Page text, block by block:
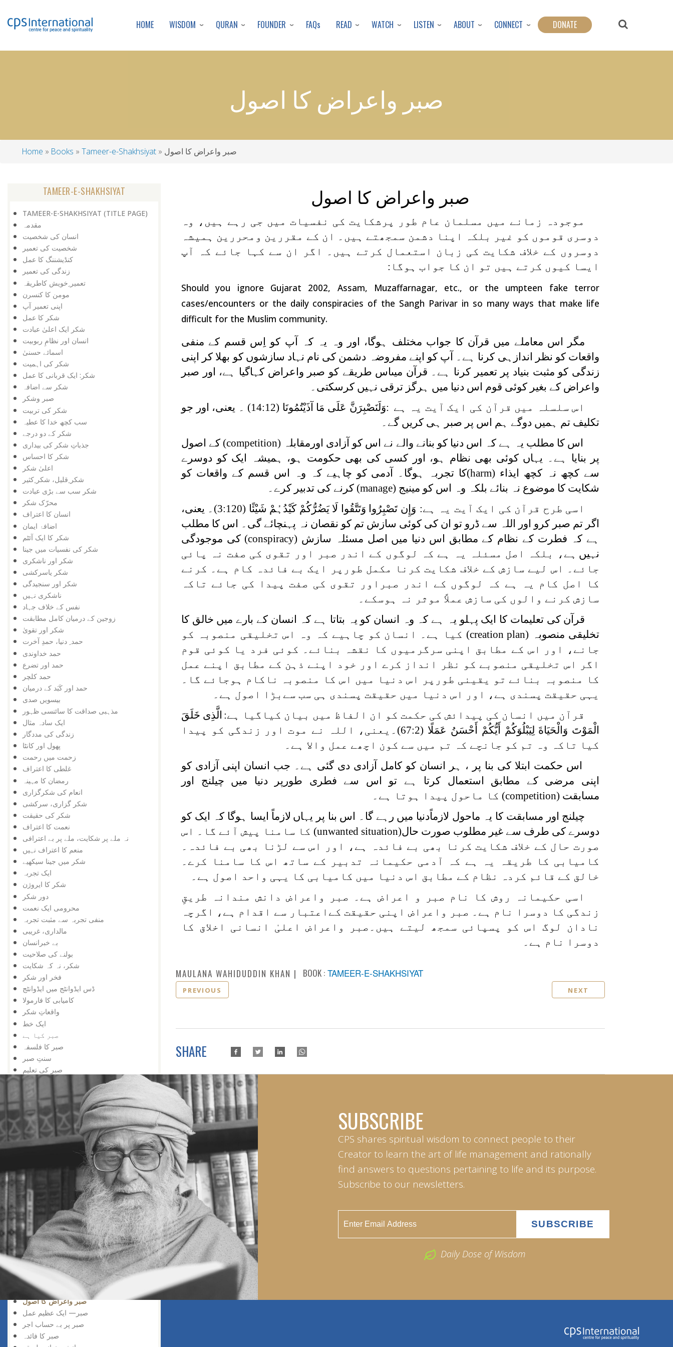
to
content
HOME WISDOM QURAN FOUNDER FAQs READ WATCH LISTEN ABOUT CONNECT DONATE
صبر واعراض کا اصول
Home Books Tameer-e-Shakhsiyat صبر واعراض کا اصول
TAMEER-E-SHAKHSIYAT
TAMEER-E-SHAKHSIYAT (TITLE PAGE)
مقدمہ
انسان کی شخصیت
شخصیت کی تعمیر
کنڈیشننگ کا عمل
زندگی کی تعمیر
تعمیر ِخویش کاطریقہ
مومن کا کنسرن
اپنی تعمیر آپ
شکر کا عمل
شکر ایک اعلیٰ عبادت
انسان اور نظامِ ربوبیت
اسمائے حسنیٰ
شکر کی اہمیت
شکر: ایک قربانی کا عمل
شکر سے اضافہ
صبر وشکر
شکر کی تربیت
سب کچھ خدا کا عطیہ
شکر کے دو درجے
جذباتِ شکر کی بیداری
شکر کا احساس
اعلیٰ شکر
شکر ِقلیل، شکر ِکثیر
شکر سب سے بڑی عبادت
محرّک شکر
انسان کا اعتراف
اضافۂ ایمان
شکر کا ایک آئٹم
شکر کی نفسیات میں جینا
شکر اور ناشکری
شکر یاسرکشی
شکر اور سنجیدگی
ناشکری نہیں
نفس کے خلاف جہاد
زوجین کے درمیان کامل مطابقت
شکر اور تقویٰ
حمد ِ دنیا، حمدِ آخرت
حمد خداوندی
حمد اور تضرع
حمد کلچر
حمد اور کَبَد کے درمیان
بیسویں صدی
مذہبی صداقت کا سائنسی ظہور
ایک سادہ مثال
زندگی کی مددگار
پھول اور کانٹا
زحمت میں رحمت
غلطی کا اعتراف
رمضان کا مہینہ
انعام کی شکرگزاری
شکر گزاری، سرکشی
شکر کی حقیقت
نعمت کا اعتراف
نہ ملے پر شکایت، ملے پر بے اعترافی
منعم کا اعتراف نہیں
شکر میں جینا سیکھیے
ایک تجربہ
شکر کا ایروژن
دور شکر
محرومی ایک نعمت
منفی تجربہ سے مثبت تجربہ
مالداری، غریبی
بے خبرانسان
بولنے کی صلاحیت
شکر، نہ کہ شکایت
فخر اور شکر
ڈس ایڈوانٹج میں ایڈوانٹج
کامیابی کا فارمولا
واقعاتِ شکر
ایک خط
صبر کیا ہے
صبر کا فلسفہ
سنتِ صبر
صبر کی تعلیم
صبر
صبر خدا کے لیے
صبر دین کا خلاصہ
صبر بے عملی نہیں
قرآنی طریقہ
حکمت اور صبر
صبر کیوں
صبر کی اہمیت
حکمتِ صبر
بااصول زندگی
ڈی لنکنگ— ایک سنتِ رسول
صبر کی نصیحت
سیلف ڈسپلن
ایڈجسٹمنٹ کا فارمولا
صبر کا مہینہ
تواصی بالحق ، تواصی بالصبر
ڈسپلن کی اہمیت
صبر واعراض کا اصول
صبر— ایک عظیم عمل
صبر پر بے حساب اجر
صبر کا فائدہ
صبر واعراض کا اصول
موجودہ زمانے میں مسلمان عام طور پرشکایت کی نفسیات میں جی رہے ہیں، وہ
دوسری قوموں کو غیر بلکہ اپنا دشمن سمجھتے ہیں۔ ان کے مقررین ومحررین ہمیشہ
دوسروں کے خلاف شکایت کی زبان استعمال کرتے ہیں۔ اگر ان سے کہا جائے کہ آپ
ایسا کیوں کرتے ہیں تو ان کا جواب ہوگا:
Should you ignore Gujarat 2002, Assam, Muzaffarnagar, etc., or the umpteen fake terror
cases/encounters or the daily conspiracies of the Sangh Parivar in so many ways that make life
difficult for the Muslim community.
مگر اس معاملے میں قرآن کا جواب مختلف ہوگا، اور وہ یہ کہ آپ کو اِس قسم کے منفی
واقعات کو نظر اندازہی کرنا ہے۔ آپ کو اپنے مفروضہ دشمن کی نام نہاد سازشوں کو بھلا کر اپنی
زندگی کو مثبت بنیاد پر تعمیر کرنا ہے۔ قرآن میںاس طریقے کو صبر واعراض کہاگیا ہے، اور صبر
واعراض کے بغیر کوئی قوم اس دنیا میں ہرگز ترقی نہیں کرسکتی۔
اس سلسلہ میں قرآن کی ایک آیت یہ ہے :وَلَنَصْبِرَنَّ عَلَى مَا آذَيْتُمُونَا
(14:12) ۔ یعنی، اور جو
تکلیف تم ہمیں دوگے ہم اس پر صبر ہی کریں گے۔
اس کا مطلب یہ ہے کہ اس دنیا کو بنانے والے نے اس کو آزادی اورمقابلہ (competition) کے اصول
پر بنایا ہے۔ یہاں کوئی بھی نظام ہو، اور کسی کی بھی حکومت ہو، ہمیشہ ایک کو دوسرے
سے کچھ نہ کچھ ایذاء (harm)کا تجربہ ہوگا۔ آدمی کو چاہیے کہ وہ اس قسم کے واقعات کو
شکایت کا موضوع نہ بنائے بلکہ وہ اس کو مینیج (manage) کرنے کی تدبیر کرے۔
اسی طرح قرآن کی ایک آیت یہ ہے: وَإِن تَصْبِرُوا وَتَتَّقُوا لَا یَضُرُّکُمْ کَیْدُہُمْ شَیْئًا
(3:120)۔ یعنی،
اگر تم صبر کرو اور اللہ سے ڈرو تو ان کی کوئی سازش تم کو نقصان نہ پہنچائے گی۔ اس کا مطلب
ہے کہ فطرت کے نظام کے مطابق اس دنیا میں اصل مسئلہ سازش (conspiracy)کی موجودگی
نہیں ہے، بلکہ اصل مسئلہ یہ ہے کہ لوگوں کے اندر صبر اور تقوی کی صفت نہ پائی
جائے۔ اس لیے سازش کے خلاف شکایت کرنا مکمل طورپر ایک بے فائدہ کام ہے۔ کرنے
کا اصل کام یہ ہے کہ لوگوں کے اندر صبراور تقوی کی صفت پیدا کی جائے تاکہ
سازش کرنے والوں کی سازش عملاً موثر نہ ہوسکے۔
قرآن کی تعلیمات کا ایک پہلو یہ ہے کہ وہ انسان کو یہ بتاتا ہے کہ انسان کے بارے میں خالق کا
تخلیقی منصوبہ (creation plan) کیا ہے۔ انسان کو چاہیے کہ وہ اس تخلیقی منصوبہ کو
جانے، اور اس کے مطابق اپنی سرگرمیوں کا نقشہ بنائے۔ کوئی فرد یا کوئی قوم
اگر اس تخلیقی منصوبے کو نظر انداز کرے اور خود اپنے ذہن کے مطابق اپنے عمل
کا منصوبہ بنائے تو یقینی طورپر اس دنیا میں اس کا منصوبہ ناکام ہوجائے گا۔
یہی حقیقت پسندی ہے، اور اس دنیا میں حقیقت پسندی ہی سب سےبڑا اصول ہے۔
قرآن میں انسان کی پیدائش کی حکمت کو ان الفاظ میں بیان کیاگیا ہے: الَّذِی خَلَقَ
الْمَوْتَ وَالْحَیَاةَ لِیَبْلُوَکُمْ أَیُّکُمْ أَحْسَنُ عَمَلًا
(67:2)۔یعنی، اللہ نے موت اور زندگی کو پیدا
کیا تاکہ وہ تم کو جانچے کہ تم میں سے کون اچھے عمل والا ہے۔
اس حکمت ابتلا کی بنا پر ، ہر انسان کو کامل آزادی دی گئی ہے۔ جب انسان اپنی آزادی کو
اپنی مرضی کے مطابق استعمال کرتا ہے تو اس سے فطری طورپر دنیا میں چیلنج اور
مسابقت (competition) کا ماحول پیدا ہوتا ہے۔
چیلنج اور مسابقت کا یہ ماحول لازماًدنیا میں رہے گا۔ اس بنا پر یہاں لازماً ایسا ہوگا کہ ایک کو
دوسرے کی طرف سے غیر مطلوب صورت حال(unwanted situation) کا سامنا پیش آئے گا۔ اس
صورت حال کے خلاف شکایت کرنا بھی بے فائدہ ہے، اور اس سے لڑنا بھی بے فائدہ۔
کامیابی کا طریقہ یہ ہے کہ آدمی حکیمانہ تدبیر کے ساتھ اس کا سامنا کرے۔
خالق کے قائم کردہ نظام کے مطابق اس دنیا میں کامیابی کا یہی واحد اصول ہے۔
اسی حکیمانہ روش کا نام صبر و اعراض ہے۔ صبر واعراض دانش مندانہ طریقِ
زندگی کا دوسرا نام ہے۔ صبر واعراض اپنی حقیقت کےاعتبار سے اقدام ہے، اگرچہ
نادان لوگ اس کو پسپائی سمجھ لیتے ہیں۔صبر واعراض اعلیٰ انسانی اخلاق کا
دوسرا نام ہے۔
MAULANA WAHIDUDDIN KHAN BOOK : TAMEER-E-SHAKHSIYAT
PREVIOUS NEXT
SHARE
SUBSCRIBE
CPS shares spiritual wisdom to connect people to their
Creator to learn the art of life management and rationally
find answers to questions pertaining to life and its purpose.
Subscribe to our newsletters.
Daily Dose of Wisdom